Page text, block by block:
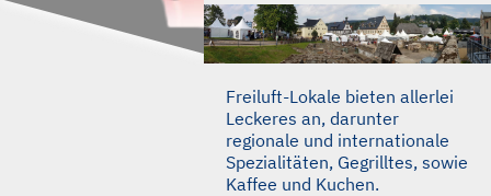
Freiluft-Lokale bieten allerlei
Leckeres an, darunter
regionale und internationale
Spezialitäten, Gegrilltes, sowie
Kaffee und Kuchen.